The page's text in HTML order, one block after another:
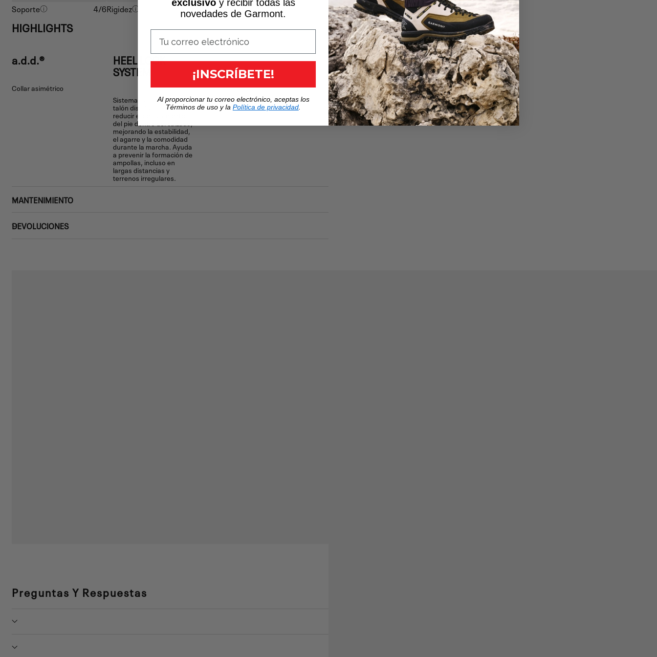
Soporte
4/6Rigidez 4/6
HIGHLIGHTS
a.d.d.®
Collar asimétrico
HEEL LOCK
SYSTEM
Sistema de bloqueo del
talón diseñado para
reducir el deslizamiento
del pie dentro del calzado,
mejorando la estabilidad,
el agarre y la comodidad
durante la marcha. Ayuda
a prevenir la formación de
ampollas, incluso en
largas distancias y
terrenos irregulares.
MANTENIMIENTO
DEVOLUCIONES
Preguntas Y Respuestas
exclusivoy recibir todas las
novedades de Garmont.
¡INSCRÍBETE!
Al proporcionar tu correo electrónico, aceptas los
Términos de uso y la Política de privacidad